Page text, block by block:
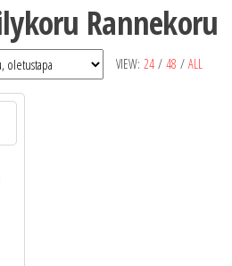
Rannekoru
VIEW: 24 / 48 / ALL